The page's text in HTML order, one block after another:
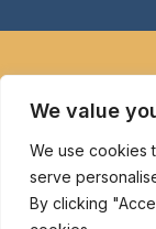
We value
We use cookies
serve
By clicking
©
suministros
He sido